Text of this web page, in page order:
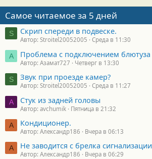
Самое читаемое за 5 дней
S Скрип спереди в подвеске.
Автор: Stroitel20052005 Среда в 11:30
А Проблема с подключением блютуза
Автор: Азамат727 Четверг в 13:30
S Звук при проезде камер?
Автор: Stroitel20052005 Среда в 11:27
A Стук из задней головы
Автор: avchumik Пятница в 21:32
А Кондиционер.
Автор: Александр186 Вчера в 06:13
А Не заводится с брелка сигнализации
Автор: Александр186 Вчера в 06:29